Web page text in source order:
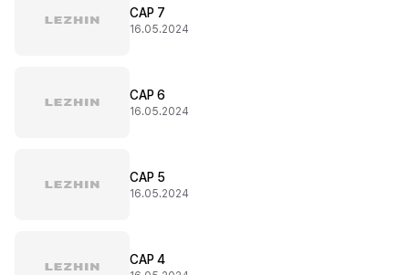
CAP 7
16.05.2024
CAP 6
16.05.2024
CAP 5
16.05.2024
CAP 4